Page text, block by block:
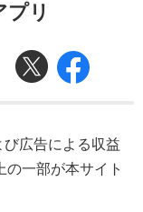
プリ
広告による収益
一部が本サイト